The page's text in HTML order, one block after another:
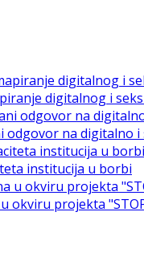
digitalnog i
odgovor na digitalno i
institucija u borbi
okviru projekta